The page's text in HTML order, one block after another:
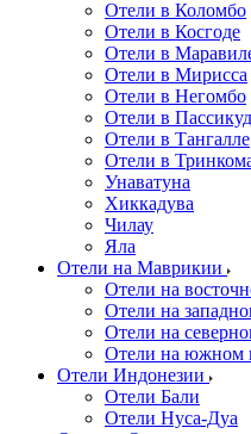
Отели в Коломбо
Отели в Косгоде
Отели в
Отели в Мирисса
Отели в Негомбо
Отели в
Отели в Тангалле
Отели в
Унаватуна
Хиккадува
Чилау
Яла
Отели на Маврикии
Отели на
Отели на
Отели на
Отели на южном
Отели Индонезии
Отели Бали
Отели Нуса-Дуа